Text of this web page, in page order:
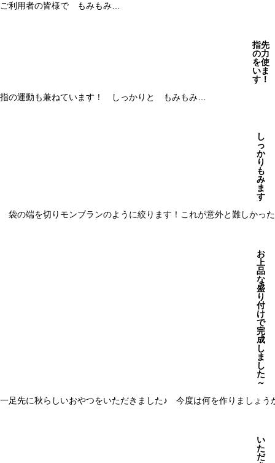
ご利用者の皆様で もみもみ…
指先
の力
を使
いま
す！
指の運動も兼ねています！ しっかりと もみもみ…
し
っ
か
り
も
み
ま
す
袋の端を切りモンブランのように絞ります！これが意外と難しかっ
お
上
品
な
盛
り
付
け
で
完
成
し
ま
し
た
～
一足先に秋らしいおやつをいただきました♪ 今度は何を作りましょう
い
た
だ